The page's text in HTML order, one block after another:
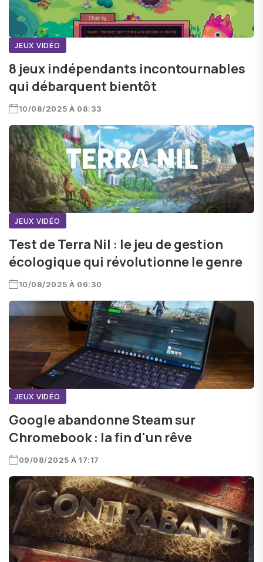
JEUX VIDÉO
8 jeux indépendants incontournables
qui débarquent bientôt
10/08/2025 À 08:33
JEUX VIDÉO
Test de Terra Nil : le jeu de gestion
écologique qui révolutionne le genre
10/08/2025 À 06:30
JEUX VIDÉO
Google abandonne Steam sur
Chromebook : la fin d'un rêve
09/08/2025 À 17:17